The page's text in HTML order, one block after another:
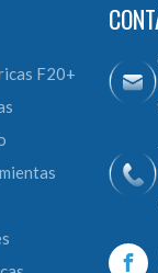
F20+